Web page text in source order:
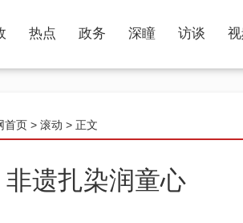
热点 政务 深瞳 访谈
首页 > 滚动 > 正文
遗扎染润童心